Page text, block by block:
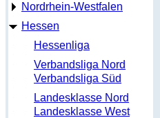
Nordrhein-Westfalen
Hessen
Hessenliga
Verbandsliga Nord
Verbandsliga Süd
Landesklasse Nord
Landesklasse West